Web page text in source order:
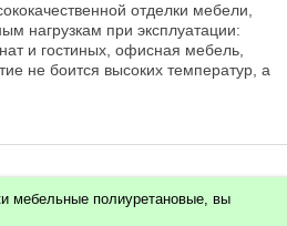
отделки мебели,
нагрузкам при эксплуатации:
и гостиных, офисная мебель,
не боится высоких температур, а
мебельные полиуретановые, вы